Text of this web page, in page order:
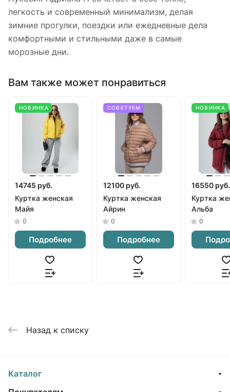
легкость и современный минимализм, делая
зимние прогулки, поездки или ежедневные дела
комфортными и стильными даже в самые
морозные дни.
Вам также может понравиться
НОВИНКА
14745 руб.
Куртка женская
Майя
0
Подробнее
СОВЕТУЕМ
12100 руб.
Куртка женская
Айрин
0
Подробнее
НОВИНКА
16550 руб.
Куртка
Альба
0
Назад к списку
Каталог